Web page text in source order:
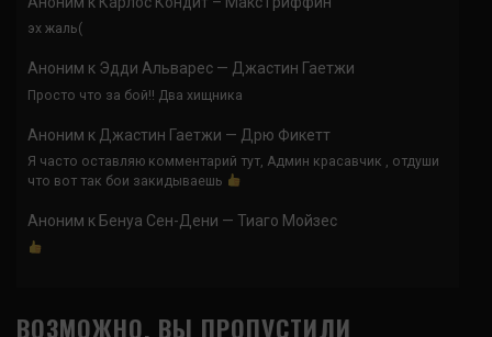
эх жаль(
Аноним к Эдди Альварес — Джастин Гаетжи
Просто что за бой!! Два хищника
Аноним к Джастин Гаетжи — Дрю Фикетт
Я часто оставляю комментарий тут, Админ красавчик , отдуши
что вот так бои закидываешь
Аноним к Бенуа Сен-Дени — Тиаго Мойзес
ВОЗМОЖНО, ВЫ ПРОПУСТИЛИ